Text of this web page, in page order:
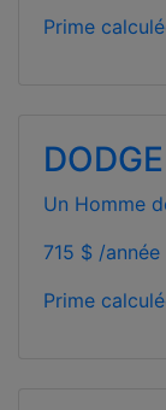
Prime
Un Homme
715 $ /année
Prime